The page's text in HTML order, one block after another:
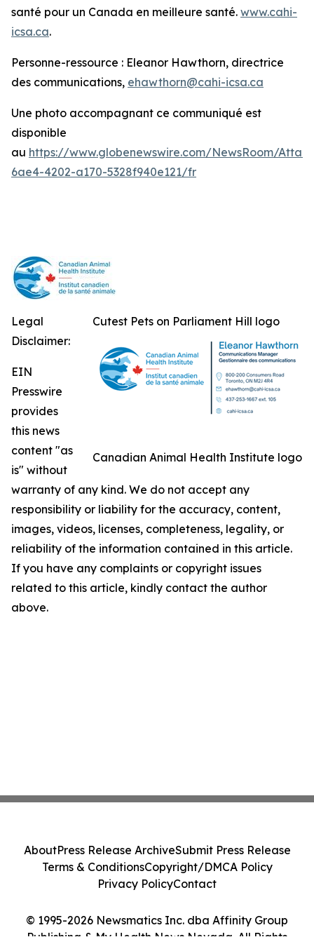
santé pour un Canada en meilleure santé. www.cahi-
icsa.ca.
Personne-ressource : Eleanor Hawthorn, directrice
des communications, ehawthorn@cahi-icsa.ca
Une photo accompagnant ce communiqué est
disponible
au https://www.globenewswire.com/NewsRoom/
6ae4-4202-a170-5328f940e121/fr
Cutest Pets on Parliament Hill logo
Canadian Animal Health Institute logo
Legal
Disclaimer:
EIN
Presswire
provides
this news
content "as
is" without
warranty of any kind. We do not accept any
responsibility or liability for the accuracy, content,
images, videos, licenses, completeness, legality, or
reliability of the information contained in this article.
If you have any complaints or copyright issues
related to this article, kindly contact the author
above.
© 1995-2026 Newsmatics Inc. dba Affinity Group
AboutPress Release ArchiveSubmit Press Release
Terms & ConditionsCopyright/DMCA Policy
Privacy PolicyContact